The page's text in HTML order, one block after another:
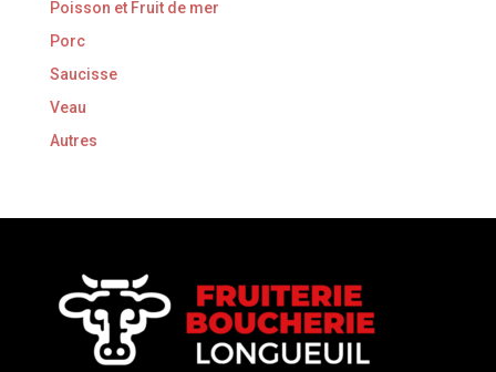
Poisson et Fruit de mer
Porc
Saucisse
Veau
Autres